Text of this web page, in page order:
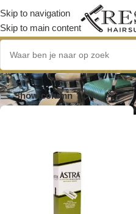
Skip to navigation
Skip to main content
Scheermesjes
Show column